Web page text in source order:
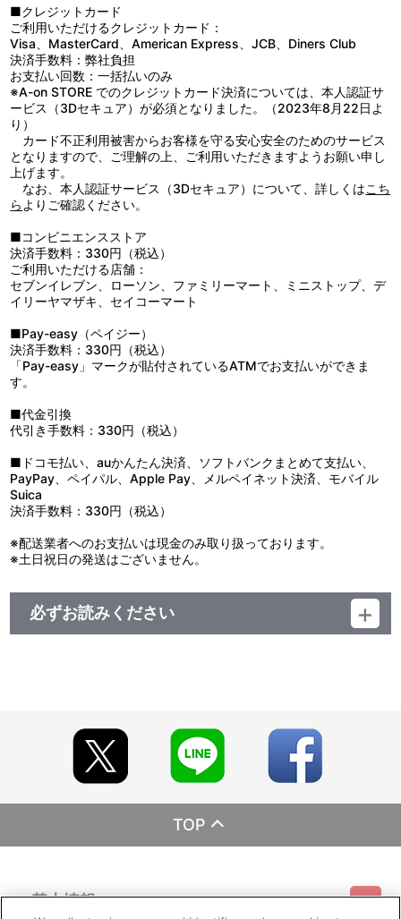
けて喜ぶ蒼摩だが、胸中では父の仇・ソニアへの復讐に燃えてい
た。翌朝、一行はついに火の遺跡に辿り着くが、そこにはソニアが
待ち受けていた。
■第19話「五老峰の秘密！継承せよ、父、紫龍の闘志！」
ソニアを追って蒼摩は戦列から離脱。残った光牙達は水の遺跡が
ある龍峰の故郷・五老峰を訪れた。一方、先行して遺跡に向かって
いた龍峰は、ドラゴンの聖闘士と因縁深きペルセウス座の白銀聖闘
士と遭遇する。
■第20話「アリアのために！エデン、怒りの雷撃！」
栄斗、龍峰と分かれた光牙は、ユナ、アリアと共に最後の遺跡を
目指す。一方、父マルスを正義と信じるエデンは、負傷した姉ソニ
アに代わりアリア奪還に向かうのだった。やがて対峙する光牙とエ
デン。その勝負の行方は…。
作画監督：馬越嘉彦／美術：工藤ただし
原作：車田正美／プロデューサー： 松久智治・松井俊之（テレビ朝
日）・若林 豪（東映アニメーション）／シリーズディレクター：畑
野森生／キャラクターデザイン・総作画監督：馬越嘉彦／シリーズ
構成：吉田玲子／製作：東映アニメーション 他
美／星矢：古谷 徹（特別出演）
■クレジットカード
ご利用いただけるクレジットカード：
Visa、MasterCard、American Express、JCB、Diners Club
決済手数料：弊社負担
お支払い回数：一括払いのみ
※A-on STORE でのクレジットカード決済については、本人認証サ
ービス（3Dセキュア）が必須となりました。（2023年8月22日よ
り）
カード不正利用被害からお客様を守る安心安全のためのサービス
となりますので、ご理解の上、ご利用いただきますようお願い申し
上げます。
なお、本人認証サービス（3Dセキュア）について、詳しくはこち
ら よりご確認ください。
■コンビニエンスストア
決済手数料：330円（税込）
ご利用いただける店舗：
セブンイレブン、ローソン、ファミリーマート、ミニストップ、デ
イリーヤマザキ、セイコーマート
■Pay-easy（ペイジー）
決済手数料：330円（税込）
「Pay-easy」マークが貼付されているATMでお支払いができま
す。
■代金引換
代引き手数料：330円（税込）
■ドコモ払い、auかんたん決済、ソフトバンクまとめて支払い、
PayPay、ペイパル、Apple Pay、メルペイネット決済、モバイル
Suica
決済手数料：330円（税込）
※配送業者へのお支払いは現金のみ取り扱っております。
※土日祝日の発送はございません。
必ずお読みください
TOP
基本情報